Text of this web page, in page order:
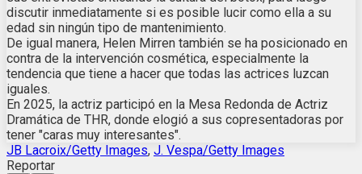
discutir inmediatamente si es posible lucir como ella a su
edad sin ningún tipo de mantenimiento.
De igual manera, Helen Mirren también se ha posicionado en
contra de la intervención cosmética, especialmente la
tendencia que tiene a hacer que todas las actrices luzcan
iguales.
En 2025, la actriz participó en la Mesa Redonda de Actriz
Dramática de THR, donde elogió a sus copresentadoras por
tener "caras muy interesantes".
JB Lacroix/Getty Images, J. Vespa/Getty Images
Reportar